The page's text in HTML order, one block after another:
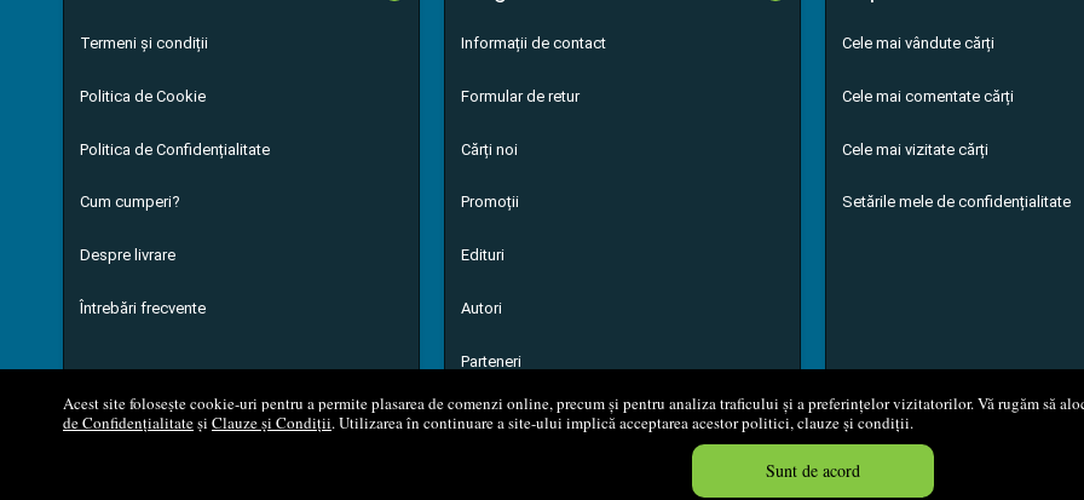
Acest site folosește cookie-uri pentru a permite plasarea de comenzi online, precum și pentru analiza traficului și a preferințelor vizitatorilor. Vă rugăm să
de Confidențialitateși Clauze și Condiții. Utilizarea în continuare a site-ului implică acceptarea acestor politici, clauze și condiții.
Sunt de acord
Termeni și condiții
Politica de Cookie
Politica de Confidențialitate
Cum cumperi?
Despre livrare
Întrebări frecvente
Informații de contact
Formular de retur
Cărți noi
Promoții
Edituri
Autori
Parteneri
Cele mai vândute cărți
Cele mai comentate cărți
Cele mai vizitate cărți
Setările mele de confidențialitate
© 2008 - 2026 S.C. M.G. Net Distribution S.R.L. Magazin online
Created in 0.0540 sec